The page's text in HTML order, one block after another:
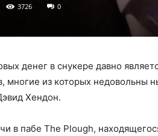
3726 0
денег в снукере давно
многие из которых
Хендон.
в пабе The Plough,